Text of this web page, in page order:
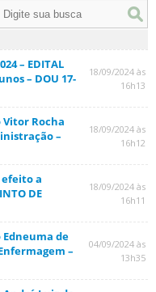
– EDITAL
– DOU 17-
18/09/2024 às
16h13
Vitor Rocha
–
18/09/2024 às
16h12
efeito a
DE
18/09/2024 às
16h11
Edneuma de
–
04/09/2024 às
13h35